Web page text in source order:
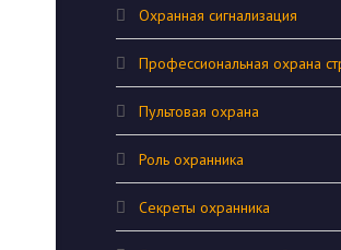
Охранная сигнализация
Профессиональная охрана
Пультовая охрана
Роль охранника
Секреты охранника